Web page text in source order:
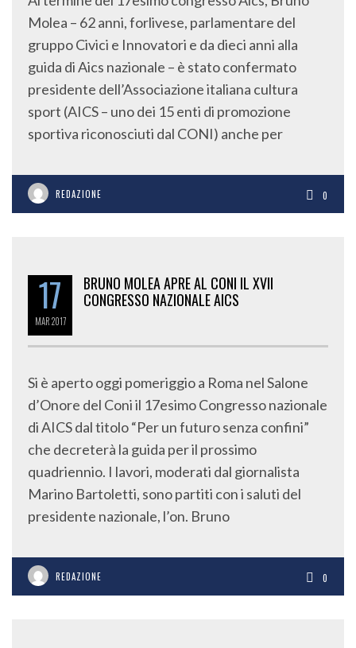
Molea – 62 anni, forlivese, parlamentare del
gruppo Civici e Innovatori e da dieci anni alla
guida di Aics nazionale – è stato confermato
presidente dell’Associazione italiana cultura
sport (AICS – uno dei 15 enti di promozione
sportiva riconosciuti dal CONI) anche per
REDAZIONE 0
17
MAR2017
BRUNO MOLEA APRE AL CONI IL XVII
CONGRESSO NAZIONALE AICS
Si è aperto oggi pomeriggio a Roma nel Salone
d’Onore del Coni il 17esimo Congresso nazionale
di AICS dal titolo “Per un futuro senza confini”
che decreterà la guida per il prossimo
quadriennio. I lavori, moderati dal giornalista
Marino Bartoletti, sono partiti con i saluti del
presidente nazionale, l’on. Bruno
REDAZIONE 0